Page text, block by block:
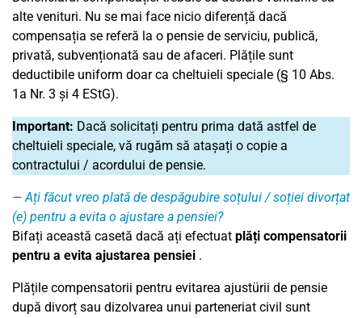
alte venituri. Nu se mai face nicio diferență dacă
compensația se referă la o pensie de serviciu, publică,
privată, subvenționată sau de afaceri. Plățile sunt
deductibile uniform doar ca cheltuieli speciale (§ 10 Abs.
1a Nr. 3 și 4 EStG).
Important: Dacă solicitați pentru prima dată astfel de
cheltuieli speciale, vă rugăm să atașați o copie a
contractului / acordului de pensie.
Ați făcut vreo plată de despăgubire soțului / soției divorțat
(e) pentru a evita o ajustare a pensiei?
Bifați această casetă dacă ați efectuat plăți compensatorii
pentru a evita ajustarea pensiei .
Plățile compensatorii pentru evitarea ajustürii de pensie
după divorț sau dizolvarea unui parteneriat civil sunt